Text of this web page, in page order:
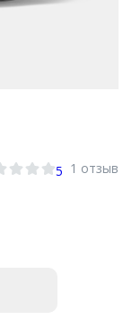
5 1 отзыв